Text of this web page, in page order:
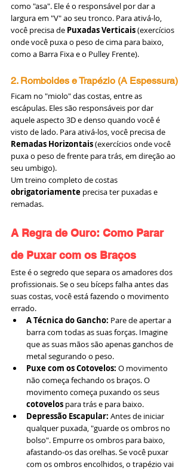
como "asa". Ele é o responsável por dar a
largura em "V" ao seu tronco. Para ativá-lo,
você precisa de Puxadas Verticais (exercícios
onde você puxa o peso de cima para baixo,
como a Barra Fixa e o Pulley Frente).
2. Romboides e Trapézio (A Espessura)
Ficam no "miolo" das costas, entre as
escápulas. Eles são responsáveis por dar
aquele aspecto 3D e denso quando você é
visto de lado. Para ativá-los, você precisa de
Remadas Horizontais (exercícios onde você
puxa o peso de frente para trás, em direção ao
seu umbigo).
Um treino completo de costas
obrigatoriamente precisa ter puxadas e
remadas.
A Regra de Ouro: Como Parar
de Puxar com os Braços
Este é o segredo que separa os amadores dos
profissionais. Se o seu bíceps falha antes das
suas costas, você está fazendo o movimento
errado.
A Técnica do Gancho: Pare de apertar a
barra com todas as suas forças. Imagine
que as suas mãos são apenas ganchos de
metal segurando o peso.
Puxe com os Cotovelos: O movimento
não começa fechando os braços. O
movimento começa puxando os seus
cotovelos para trás e para baixo.
Depressão Escapular: Antes de iniciar
qualquer puxada, "guarde os ombros no
bolso". Empurre os ombros para baixo,
afastando-os das orelhas. Se você puxar
com os ombros encolhidos, o trapézio vai